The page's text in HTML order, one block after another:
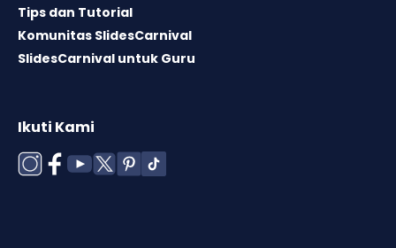
Tips dan Tutorial
Komunitas SlidesCarnival
SlidesCarnival untuk Guru
Ikuti Kami